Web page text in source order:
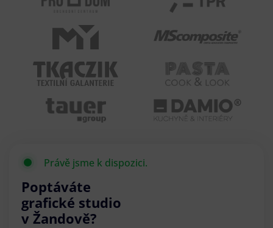
Právě jsme k dispozici.
Poptáváte
grafické studio
v Žandově?